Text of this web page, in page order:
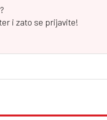
i zato se prijavite!